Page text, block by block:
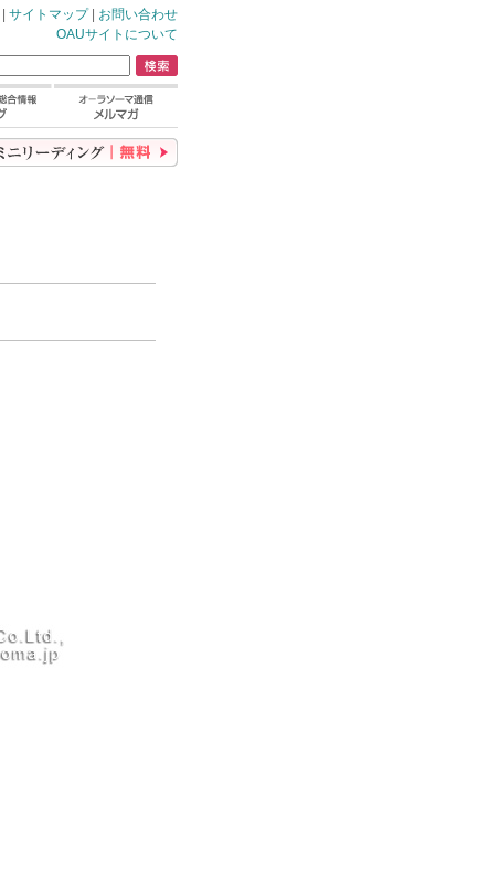
| サイトマップ| お問い合わせ
OAUサイトについて